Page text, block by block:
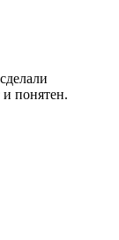
понятен.